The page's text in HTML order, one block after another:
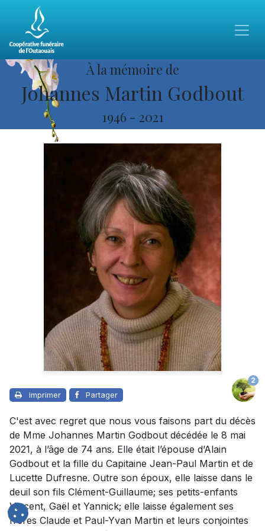
À la mémoire de
Johannes Martin Godbout
1946 - 2021
Imprimer Partager
2
C'est avec regret que nous vous faisons part du décès
de Mme Johannes Martin Godbout décédée le 8 mai
2021, à l’âge de 74 ans. Elle était l’épouse d’Alain
Godbout et la fille du Capitaine Jean-Paul Martin et de
Lucette Dufresne. Outre son époux, elle laisse dans le
deuil son fils Clément-Guillaume; ses petits-enfants
Vincent, Gaël et Yannick; elle laisse également ses
frères Claude et Paul-Yvan Martin et leurs conjointes